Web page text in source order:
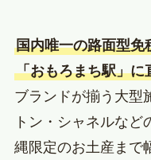
国内唯一の路面型免
「おもろまち駅」に
ブランドが揃う大型
トン・シャネルな
縄限定のお土産まで